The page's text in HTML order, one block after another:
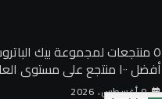
٥ منتجعات لمجموعة بيك
أفضل ١٠٠ منتجع على مستوى
الروسى
9 أغسطس، 2026